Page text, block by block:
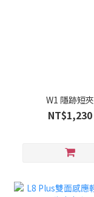
W1 隱跡短夾
NT$1,230